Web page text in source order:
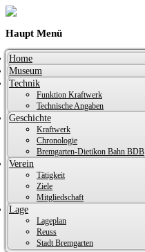
Haupt Menü
Home
Museum
Technik
Funktion Kraftwerk
Technische Angaben
Geschichte
Kraftwerk
Chronologie
Bremgarten-Dietikon Bahn BDB
Verein
Tätigkeit
Ziele
Mitgliedschaft
Lage
Lageplan
Reuss
Stadt Bremgarten